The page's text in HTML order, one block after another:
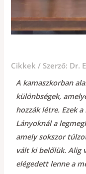
Cikkek / Szerző: Dr.
A kamaszkorban
különbségek,
hozzák létre. Ezek
Lányoknál a
amely sokszor
vált ki belőlük. Alig
elégedett lenne a